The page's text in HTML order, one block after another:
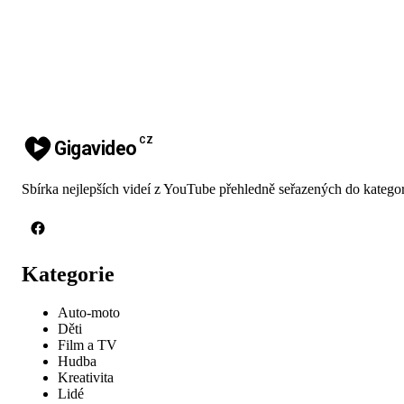
Gigavideo CZ
Sbírka nejlepších videí z YouTube přehledně seřazených do
Kategorie
Auto-moto
Děti
Film a TV
Hudba
Kreativita
Lidé